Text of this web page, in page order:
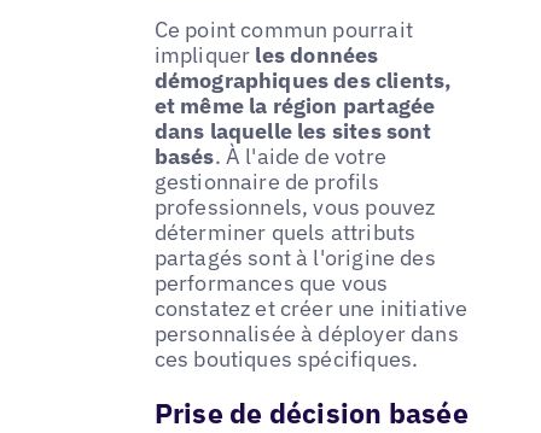
Ce point commun pourrait
impliquer les données
démographiques des clients,
et même la région partagée
dans laquelle les sites sont
basés. À l'aide de votre
gestionnaire de profils
professionnels, vous pouvez
déterminer quels attributs
partagés sont à l'origine des
performances que vous
constatez et créer une initiative
personnalisée à déployer dans
ces boutiques spécifiques.
Prise de décision basée